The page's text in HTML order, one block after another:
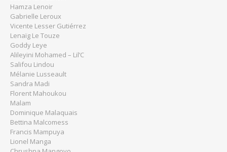
Hamza Lenoir
Gabrielle Leroux
Vicente Lesser Gutiérrez
Lenaïg Le Touze
Goddy Leye
Alileyini Mohamed – Lil’C
Salifou Lindou
Mélanie Lusseault
Sandra Madi
Florent Mahoukou
Malam
Dominique Malaquais
Bettina Malcomess
Francis Mampuya
Lionel Manga